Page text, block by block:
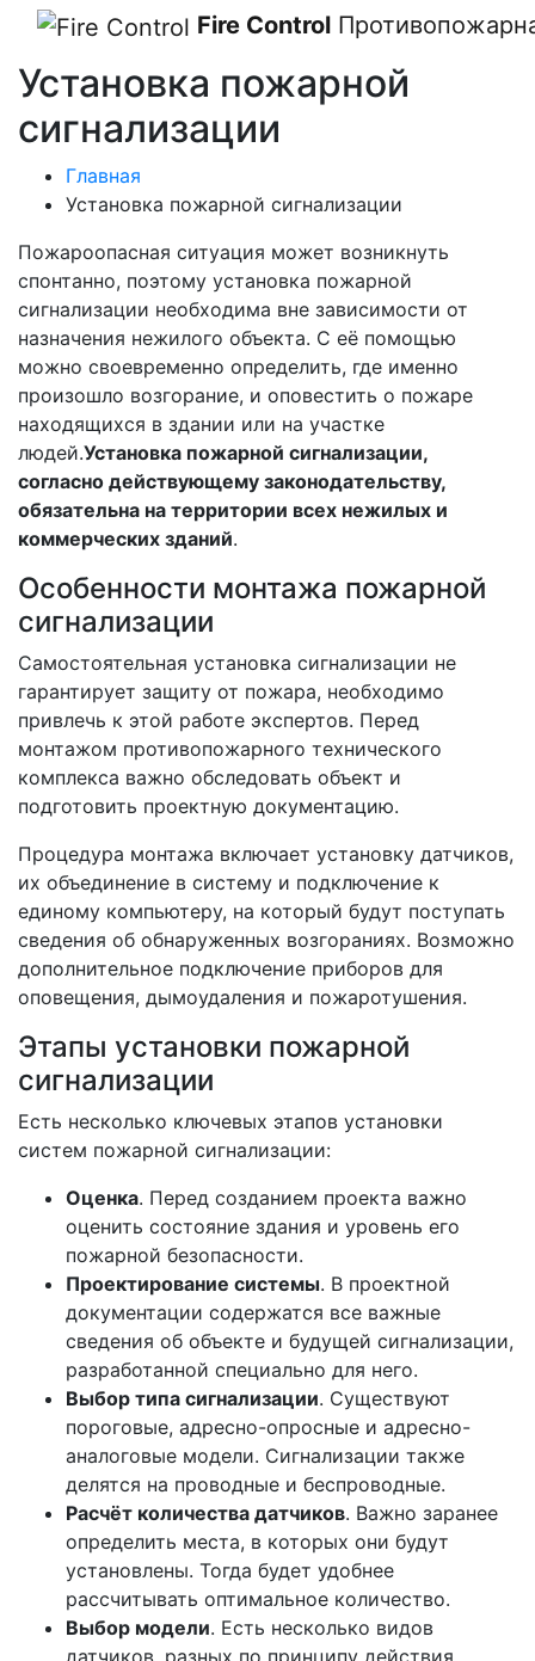
Fire Control
Установка пожарной
сигнализации
Главная
Установка пожарной сигнализации
Пожароопасная ситуация может возникнуть
спонтанно, поэтому установка пожарной
сигнализации необходима вне зависимости от
назначения нежилого объекта. С её помощью
можно своевременно определить, где именно
произошло возгорание, и оповестить о пожаре
находящихся в здании или на участке
людей.Установка пожарной сигнализации,
согласно действующему законодательству,
обязательна на территории всех нежилых и
коммерческих зданий.
Особенности монтажа пожарной
сигнализации
Самостоятельная установка сигнализации не
гарантирует защиту от пожара, необходимо
привлечь к этой работе экспертов. Перед
монтажом противопожарного технического
комплекса важно обследовать объект и
подготовить проектную документацию.
Процедура монтажа включает установку датчиков,
их объединение в систему и подключение к
единому компьютеру, на который будут поступать
сведения об обнаруженных возгораниях. Возможно
дополнительное подключение приборов для
оповещения, дымоудаления и пожаротушения.
Этапы установки пожарной
сигнализации
Есть несколько ключевых этапов установки
систем пожарной сигнализации:
Оценка. Перед созданием проекта важно
оценить состояние здания и уровень его
пожарной безопасности.
Проектирование системы. В проектной
документации содержатся все важные
сведения об объекте и будущей сигнализации,
разработанной специально для него.
Выбор типа сигнализации. Существуют
пороговые, адресно-опросные и адресно-
аналоговые модели. Сигнализации также
делятся на проводные и беспроводные.
Расчёт количества датчиков. Важно заранее
определить места, в которых они будут
установлены. Тогда будет удобнее
рассчитывать оптимальное количество.
Выбор модели. Есть несколько видов
датчиков, разных по принципу действия.